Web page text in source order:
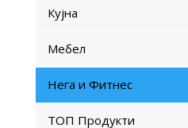
Кујна
Мебел
Нега и Фитнес
ТОП Продукти